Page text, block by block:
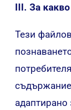
III. За какво
Тези
адаптирано